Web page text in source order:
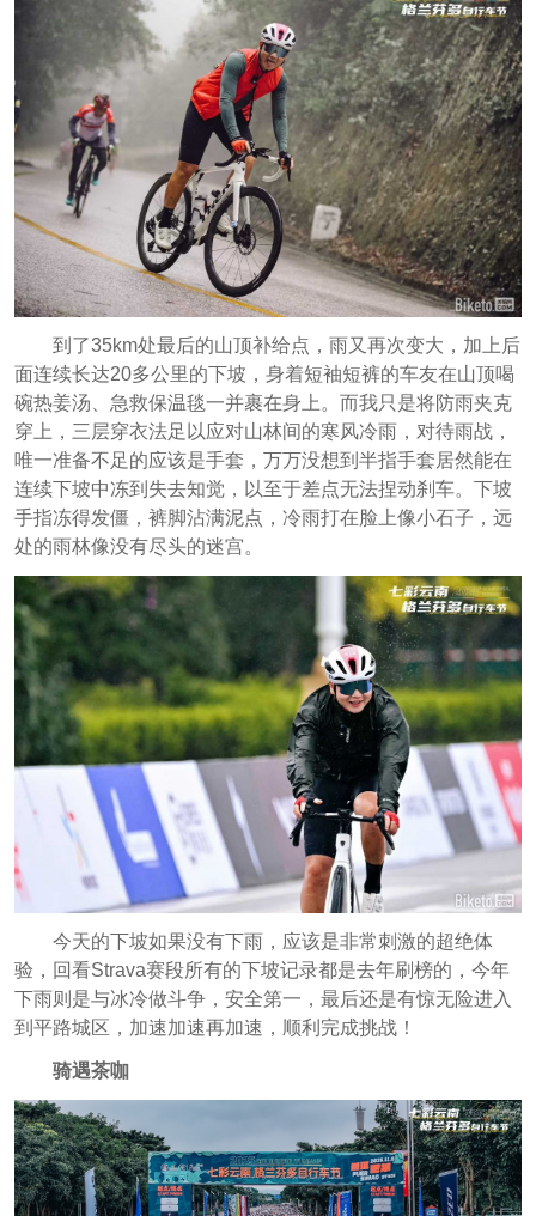
到了35km处最后的山顶补给点，雨又再次变大，加上后
面连续长达20多公里的下坡，身着短袖短裤的车友在山顶喝
碗热姜汤、急救保温毯一并裹在身上。而我只是将防雨夹克
穿上，三层穿衣法足以应对山林间的寒风冷雨，对待雨战，
唯一准备不足的应该是手套，万万没想到半指手套居然能在
连续下坡中冻到失去知觉，以至于差点无法捏动刹车。下坡
手指冻得发僵，裤脚沾满泥点，冷雨打在脸上像小石子，远
处的雨林像没有尽头的迷宫。
今天的下坡如果没有下雨，应该是非常刺激的超绝体
验，回看Strava赛段所有的下坡记录都是去年刷榜的，今年
下雨则是与冰冷做斗争，安全第一，最后还是有惊无险进入
到平路城区，加速加速再加速，顺利完成挑战！
骑遇茶咖